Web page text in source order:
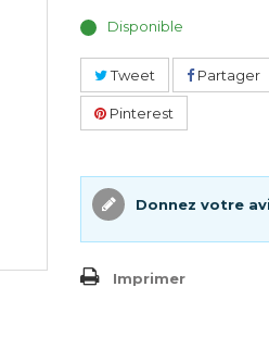
Disponible
Tweet Partager
Pinterest
Donnez votre
Imprimer